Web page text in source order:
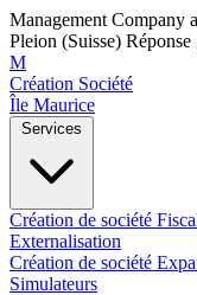
Management Company
Pleion (Suisse) Réponse
M
Création Société
Île Maurice
Création de société
Externalisation
Création de société
Simulateurs